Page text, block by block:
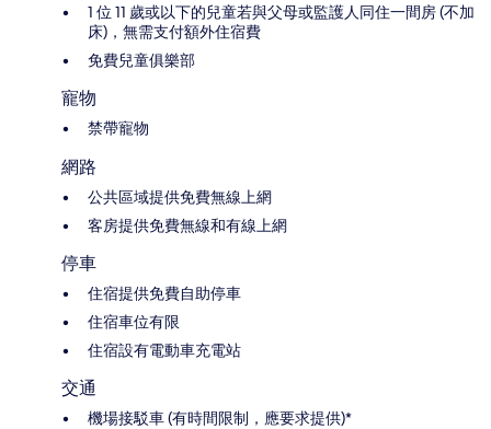
1 位 11 歲或以下的兒童若與父母或監護人同住一間房 (不加
床)，無需支付額外住宿費
免費兒童俱樂部
寵物
禁帶寵物
網路
公共區域提供免費無線上網
客房提供免費無線和有線上網
停車
住宿提供免費自助停車
住宿車位有限
住宿設有電動車充電站
交通
機場接駁車 (有時間限制，應要求提供)*